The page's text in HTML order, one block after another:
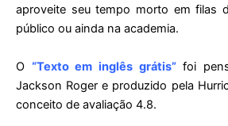
aproveite seu tempo morto em filas
público ou ainda na academia.
O “Texto em inglês grátis” foi
Jackson Roger e produzido pela
conceito de avaliação 4.8.